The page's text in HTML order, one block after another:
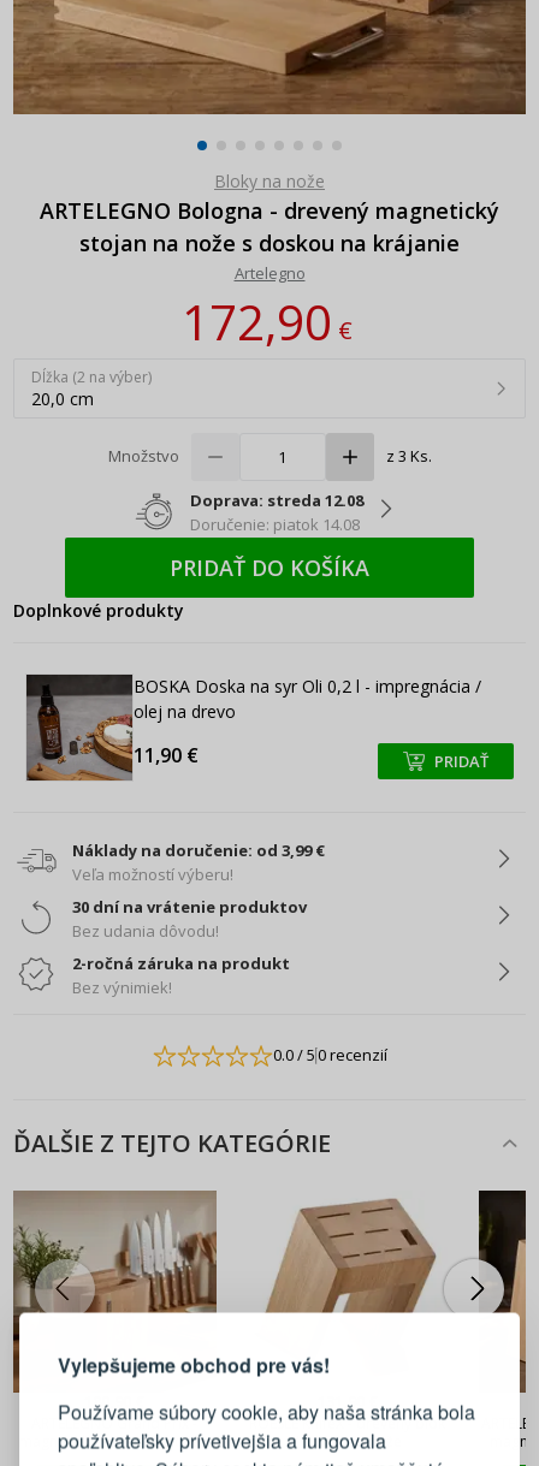
Vylepšujeme obchod pre vás!
Používame súbory cookie, aby naša stránka bola
používateľsky prívetivejšia a fungovala
Bloky na nože
ARTELEGNO Bologna - drevený magnetický
stojan na nože s doskou na krájanie
Artelegno
172,90€
Dĺžka (2 na výber)
20,0 cm
Množstvo z 3 Ks.
Doprava: streda 12.08
Doručenie: piatok 14.08
PRIDAŤ DO KOŠÍKA
Doplnkové produkty
BOSKA Doska na syr Oli 0,2 l - impregnácia /
olej na drevo
11,90 € +
+ PRIDAŤ
Náklady na doručenie: od 3,99 €
Veľa možností výberu!
30 dní na vrátenie produktov
Bez udania dôvodu!
2-ročná záruka na produkt
Bez výnimiek!
0.0/ 50 recenzií
ĎALŠIE Z TEJTO KATEGÓRIE
180,90 €
ARTELEGNO Grand Prix -
magnetický stojan na nože z
bukového dreva
131,90 €
ROESLE KnifeX - drevený blok
/ stojan na nože
PRIHLÁSENIE REGISTRÁCIA
Prihláste sa k svojmu účtu
E-mail